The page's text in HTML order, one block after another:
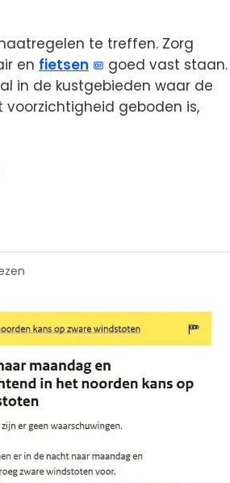
te treffen. Zorg
en fietsen
goed vast staan.
in de kustgebieden waar de
voorzichtigheid geboden is,